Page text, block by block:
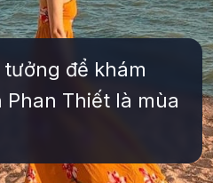
để khám
Phan Thiết là mùa